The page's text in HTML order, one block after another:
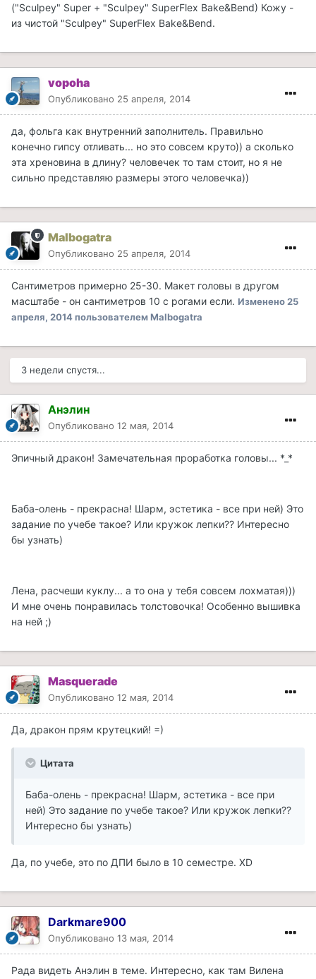
("Sculpey" Super + "Sculpey" SuperFlex Bake&Bend) Кожу -
из чистой "Sculpey" SuperFlex Bake&Bend.
vopoha
Опубликовано 25 апреля, 2014
да, фольга как внутренний заполнитель. Правильно
конечно гипсу отливать... но это совсем круто)) а сколько
эта хреновина в длину? человечек то там стоит, но я не
сильно представляю размеры этого человечка))
Malbogatra
Опубликовано 25 апреля, 2014
Сантиметров примерно 25-30. Макет головы в другом
масштабе - он сантиметров 10 с рогами если. Изменено25
апреля, 2014пользователем Malbogatra
3 недели спустя...
Анэлин
Опубликовано 12 мая, 2014
Эпичный дракон! Замечательная проработка головы... *_*
Баба-олень - прекрасна! Шарм, эстетика - все при ней) Это
задание по учебе такое? Или кружок лепки?? Интересно
бы узнать)
Лена, расчеши куклу... а то она у тебя совсем лохматая)))
И мне очень понравилась толстовочка! Особенно вышивка
на ней ;)
Masquerade
Опубликовано 12 мая, 2014
Да, дракон прям крутецкий! =)
Цитата
Баба-олень - прекрасна! Шарм, эстетика - все при
ней) Это задание по учебе такое? Или кружок лепки??
Интересно бы узнать)
Да, по учебе, это по ДПИ было в 10 семестре. XD
Darkmare900
Опубликовано 13 мая, 2014
Рада видеть Анэлин в теме. Интересно, как там Вилена